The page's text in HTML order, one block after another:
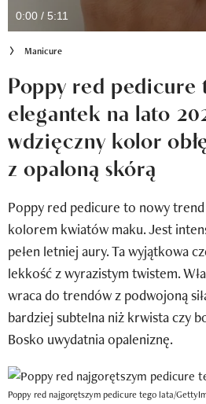
Newsy
Newsletter
Wizaz Summer Influ School
Mój profil / Zarejestruj się
0:00 / 5:11
Manicure
Poppy red pedicure
elegantek na lato
wdzięczny kolor
z opaloną skórą
Poppy red pedicure to nowy
kolorem kwiatów maku. Jest
pełen letniej aury. Ta wyjątkowa
lekkość z wyrazistym twistem.
wraca do trendów z podwojoną
bardziej subtelna niż krwista czy
Bosko uwydatnia opaleniznę.
Poppy red najgorętszym pedicure tego lata/